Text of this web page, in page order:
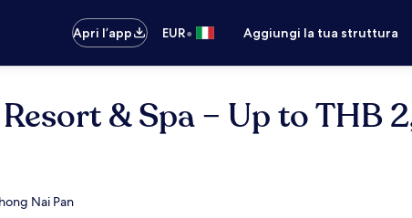
Apri l’app EUR• Aggiungi la tua struttura
& Spa – Up to THB
Nai Pan